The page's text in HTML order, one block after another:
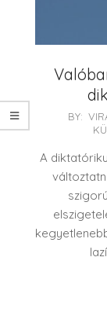
23
BY:
A